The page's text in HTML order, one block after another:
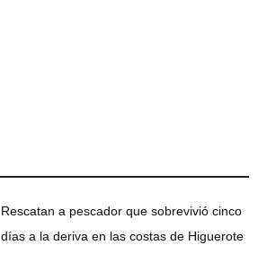
Rescatan a pescador que sobrevivió cinco
días a la deriva en las costas de Higuerote